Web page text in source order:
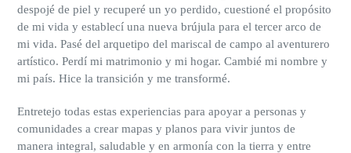
despojé de piel y recuperé un yo perdido, cuestioné el propósito
de mi vida y establecí una nueva brújula para el tercer arco de
mi vida. Pasé del arquetipo del mariscal de campo al aventurero
artístico. Perdí mi matrimonio y mi hogar. Cambié mi nombre y
mi país. Hice la transición y me transformé.
Entretejo todas estas experiencias para apoyar a personas y
comunidades a crear mapas y planos para vivir juntos de
manera integral, saludable y en armonía con la tierra y entre